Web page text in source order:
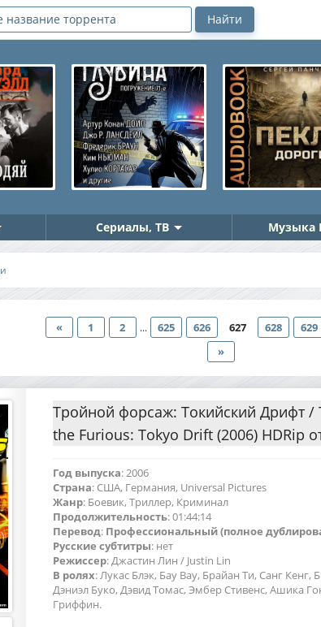
Сериалы, ТВ Музыка
« 1 2 ... 625 626 627 628
629
»
Тройной форсаж: Токийский Дрифт /
the Furious: Tokyo Drift (2006) HDRip
Год выпуска: 2006
Страна: США, Германия, Universal Pictures
Жанр: Боевик, Триллер, Криминал
Продолжительность: 01:44:14
Перевод: Профессиональный (полное
Русские субтитры: нет
Режиссер: Джастин Лин / Justin Lin
В ролях: Лукас Блэк, Бау Вау, Брайан Ти, Санг Кенг,
Дэниэл Буко, Дэвид Томас, Эмбер Стивенс, Ашика
Гриффин.